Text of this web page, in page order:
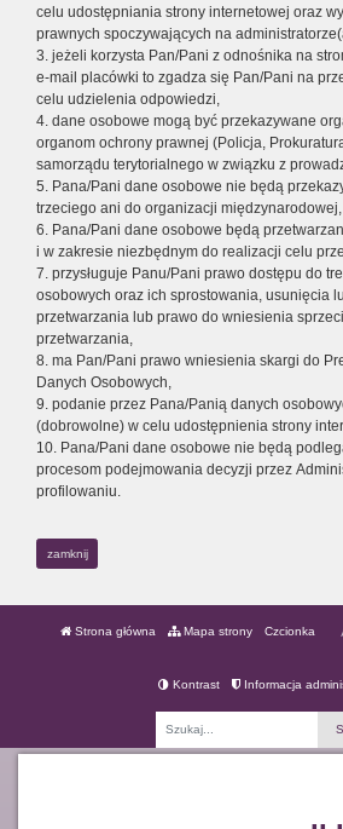
celu udostępniania strony internetowej oraz
prawnych spoczywających na
3. jeżeli korzysta Pan/Pani z odnośnika na
e-mail placówki to zgadza się Pan/Pani na
celu udzielenia odpowiedzi,
4. dane osobowe mogą być przekazywane
organom ochrony prawnej (Policja,
samorządu terytorialnego w związku z
5. Pana/Pani dane osobowe nie będą
trzeciego ani do organizacji międzynarodowej,
6. Pana/Pani dane osobowe będą
i w zakresie niezbędnym do realizacji celu
7. przysługuje Panu/Pani prawo dostępu do
osobowych oraz ich sprostowania, usunięcia
przetwarzania lub prawo do wniesienia
przetwarzania,
8. ma Pan/Pani prawo wniesienia skargi do
Danych Osobowych,
9. podanie przez Pana/Panią danych
(dobrowolne) w celu udostępnienia strony
10. Pana/Pani dane osobowe nie będą
procesom podejmowania decyzji przez
profilowaniu.
zamknij
Strona główna Mapa strony Czcionka
Kontrast Informacja